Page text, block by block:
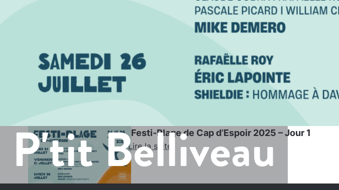
P'tit Belliveau
Festi-Plage de Cap d’Espoir 2025 – Jour 1
Lire la suite